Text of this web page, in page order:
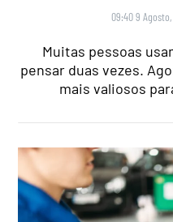
09:40 9
Muitas pessoas
pensar duas vezes.
mais valiosos